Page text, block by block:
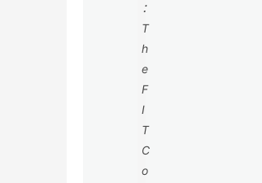
：
T
h
e
F
I
T
C
o